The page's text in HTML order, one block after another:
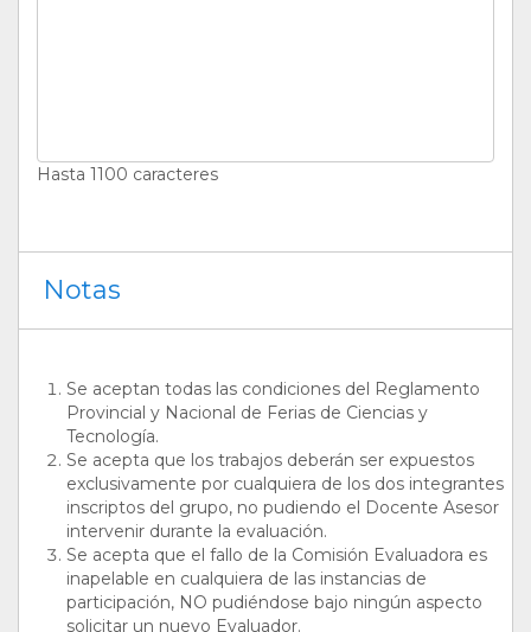
Hasta 1100 caracteres
Notas
Se aceptan todas las condiciones del Reglamento
Provincial y Nacional de Ferias de Ciencias y
Tecnología.
Se acepta que los trabajos deberán ser expuestos
exclusivamente por cualquiera de los dos integrantes
inscriptos del grupo, no pudiendo el Docente Asesor
intervenir durante la evaluación.
Se acepta que el fallo de la Comisión Evaluadora es
inapelable en cualquiera de las instancias de
participación, NO pudiéndose bajo ningún aspecto
solicitar un nuevo Evaluador.